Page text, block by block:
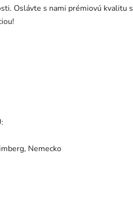
Oslávte s nami prémiovú kvalitu s
Nemecko